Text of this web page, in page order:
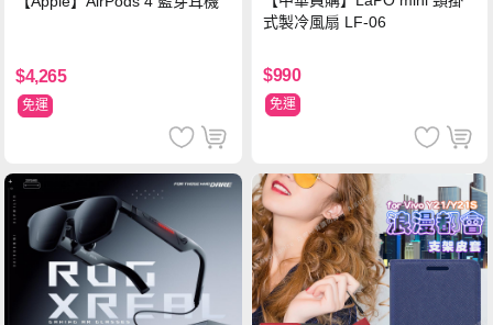
$4,265
免運
式製冷風扇 LF-06
$990
免運